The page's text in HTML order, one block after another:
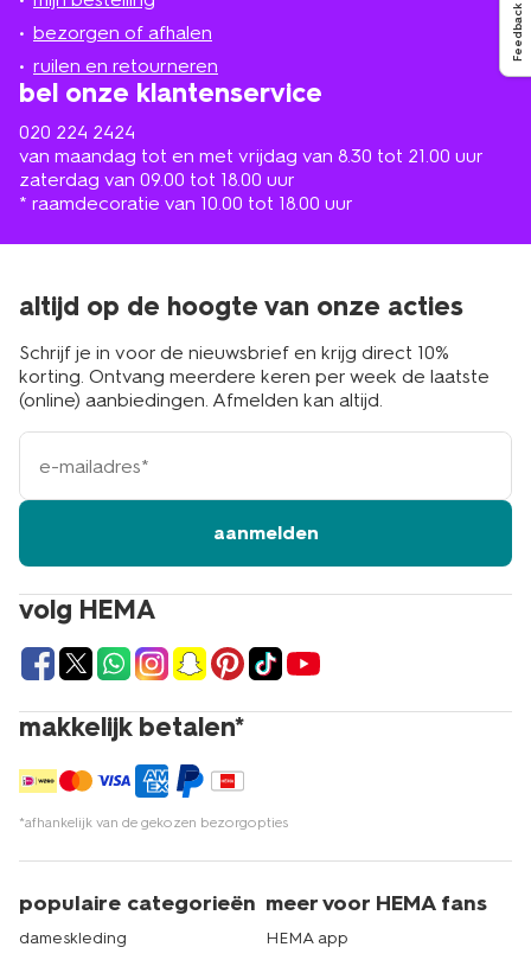
Feedback
bezorgen of afhalen
ruilen en retourneren
bel onze klantenservice
020 224 2424
van maandag tot en met vrijdag van 8.30 tot 21.00 uur
zaterdag van 09.00 tot 18.00 uur
* raamdecoratie van 10.00 tot 18.00 uur
in
de
buurt
volg HEMA
makkelijk betalen*
*afhankelijk van de gekozen bezorgopties
altijd op de hoogte van onze acties
Schrijf je in voor de nieuwsbrief en krijg direct 10%
korting. Ontvang meerdere keren per week de laatste
(online) aanbiedingen. Afmelden kan altijd.
e-
mailadres
aanmelden
populaire categorieën
dameskleding
meer voor HEMA fans
HEMA app